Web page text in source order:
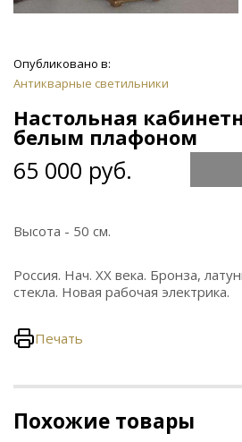
Опубликовано в:
Антикварные светильники
Настольная
белым плафоном
65 000 руб.
Высота - 50 см.
Россия. Нач. ХХ века. Бронза,
стекла. Новая рабочая электрика.
Печать
Похожие товары